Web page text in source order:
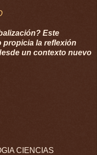
Este
propicia la reflexión
un contexto nuevo
CIENCIAS